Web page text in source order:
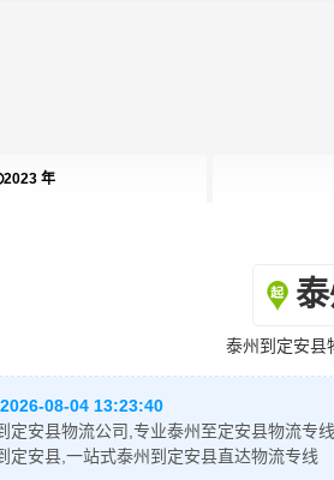
2023 年
泰
泰州到定安县
2026-08-04 13:23:40
定安县物流公司,专业泰州至定安县物流专
定安县,一站式泰州到定安县直达物流专线